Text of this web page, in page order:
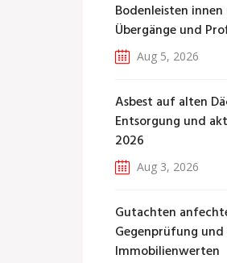
Bodenleisten
Übergänge und
Aug 5, 2026
Asbest auf alten
Entsorgung und
2026
Aug 3, 2026
Gutachten
Gegenprüfung
Immobilienwerten